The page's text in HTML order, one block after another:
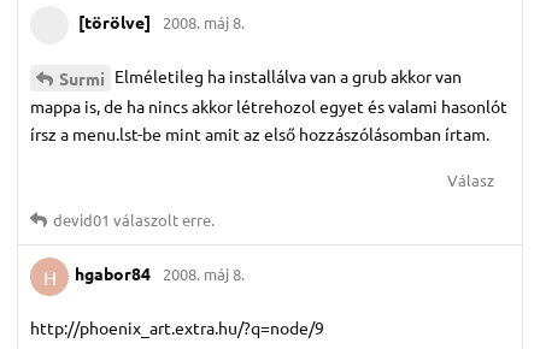
[törölve] 2008. máj 8.
Surmi Elméletileg ha installálva van a grub akkor van
mappa is, de ha nincs akkor létrehozol egyet és valami hasonlót
írsz a menu.lst-be mint amit az első hozzászólásomban írtam.
Válasz
devid01 válaszolt erre.
H hgabor84 2008. máj 8.
http://phoenix_art.extra.hu/?q=node/9